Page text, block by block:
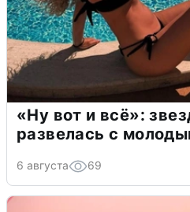
«Ну вот и всё»:
развелась с
6 августа 69